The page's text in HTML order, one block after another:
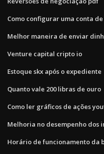
Como configurar uma conta
Melhor maneira de enviar
Venture capital cripto io
Estoque skx após o expediente
Quanto vale 200 libras de ouro
Como ler gráficos de ações
Melhoria no desempenho dos
Horário de funcionamento da